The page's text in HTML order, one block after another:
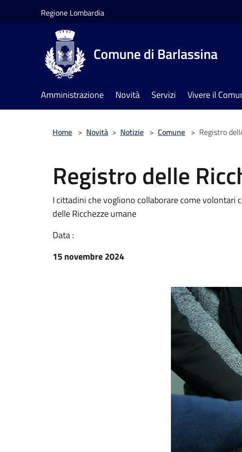
Regione Lombardia
Comune di Barlassina
Amministrazione Novità Servizi Vivere il
Home > Novità > Notizie > Comune > Registro
Registro delle
I cittadini che vogliono collaborare come volontari
delle Ricchezze umane
Data :
15 novembre 2024